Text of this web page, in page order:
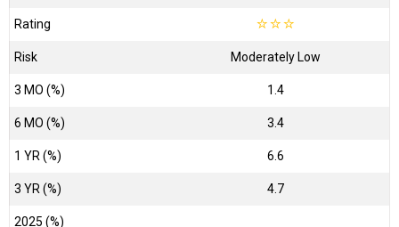
Rating ☆☆☆
Risk Moderately Low
3 MO (%) 1.4
6 MO (%) 3.4
1 YR (%) 6.6
3 YR (%) 4.7
2025 (%)